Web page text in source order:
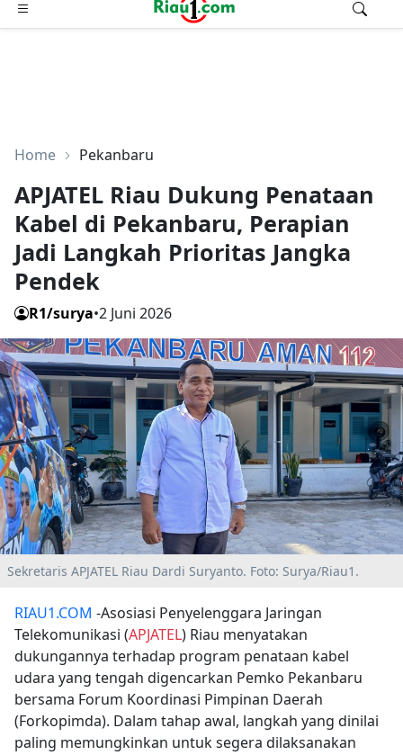
Home Pekanbaru
APJATEL Riau Dukung Penataan
Kabel di Pekanbaru, Perapian
Jadi Langkah Prioritas Jangka
Pendek
R1/surya•2 Juni 2026
Sekretaris APJATEL Riau Dardi Suryanto. Foto: Surya/Riau1.
RIAU1.COM -Asosiasi Penyelenggara Jaringan
Telekomunikasi (APJATEL) Riau menyatakan
dukungannya terhadap program penataan kabel
udara yang tengah digencarkan Pemko Pekanbaru
bersama Forum Koordinasi Pimpinan Daerah
(Forkopimda). Dalam tahap awal, langkah yang dinilai
paling memungkinkan untuk segera dilaksanakan